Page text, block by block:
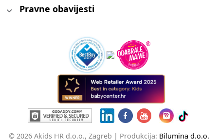
Pravne obavijesti
© 2026 Akids HR d.o.o., Zagreb | Produkcija: Bilumina d.o.o.